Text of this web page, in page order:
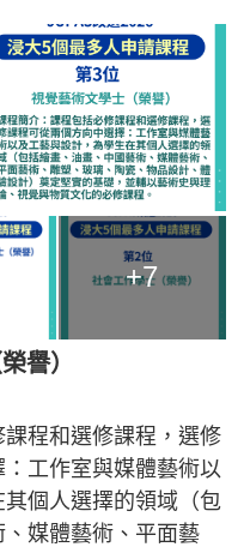
+7
譽）
程和選修課程，選修
工作室與媒體藝術以
個人選擇的領域（包
媒體藝術、平面藝